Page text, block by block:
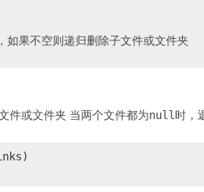
如果不空则递归删除子文件或文件夹
件或文件夹 当两个文件都为null 时，